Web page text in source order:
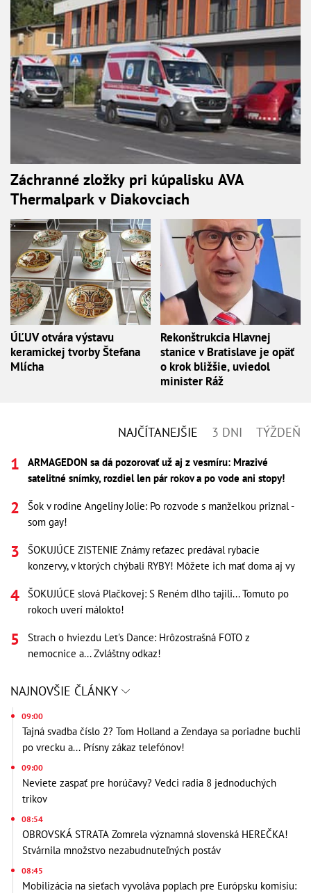
Záchranné zložky pri kúpalisku AVA
Thermalpark v Diakovciach
ÚĽUV otvára výstavu
keramickej tvorby Štefana
Mlícha
Rekonštrukcia Hlavnej
stanice v Bratislave je opäť
o krok bližšie, uviedol
minister Ráž
NAJČÍTANEJŠIE 3 DNI TÝŽDEŇ
ARMAGEDON sa dá pozorovať už aj z vesmíru: Mrazivé
satelitné snímky, rozdiel len pár rokov a po vode ani stopy!
Šok v rodine Angeliny Jolie: Po rozvode s manželkou priznal -
som gay!
ŠOKUJÚCE ZISTENIE Známy reťazec predával rybacie
konzervy, v ktorých chýbali RYBY! Môžete ich mať doma aj vy
ŠOKUJÚCE slová Plačkovej: S Reném dlho tajili... Tomuto po
rokoch uverí málokto!
Strach o hviezdu Let's Dance: Hrôzostrašná FOTO z
nemocnice a... Zvláštny odkaz!
NAJNOVŠIE ČLÁNKY
09:00
Tajná svadba číslo 2? Tom Holland a Zendaya sa poriadne buchli
po vrecku a... Prísny zákaz telefónov!
09:00
Neviete zaspať pre horúčavy? Vedci radia 8 jednoduchých
trikov
08:54
OBROVSKÁ STRATA Zomrela významná slovenská HEREČKA!
Stvárnila množstvo nezabudnuteľných postáv
08:45
Mobilizácia na sieťach vyvoláva poplach pre Európsku komisiu: